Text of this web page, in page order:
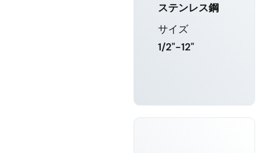
ステンレス鋼
サイズ
1/2"-12"
く知る